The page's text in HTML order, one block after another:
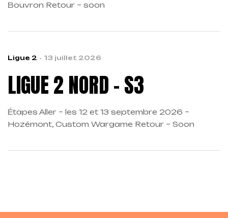
Bouvron Retour – soon
Ligue 2 13 juillet 2026
LIGUE 2 NORD – S3
Étapes Aller – les 12 et 13 septembre 2026 –
Hozémont, Custom Wargame Retour – Soon